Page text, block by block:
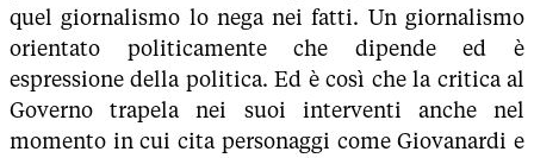
quel giornalismo lo nega nei fatti. Un giornalismo
orientato politicamente che dipende ed è
espressione della politica. Ed è così che la critica al
Governo trapela nei suoi interventi anche nel
momento in cui cita personaggi come Giovanardi e